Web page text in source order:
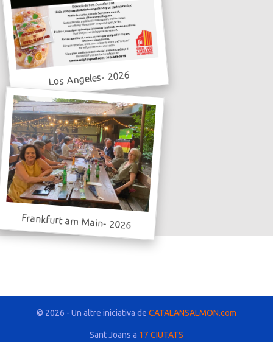
Los Angeles- 2026
Frankfurt am Main- 2026
© 2026 - Un altre iniciativa de CATALANSALMON.com
Sant Joans a 17 CIUTATS